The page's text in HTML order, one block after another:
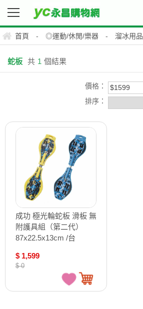
首頁 - ◎運動/休閒/樂器 - 溜冰用品
蛇板 共 1 個結果
價格：
排序：
成功 極光輪蛇板 滑板 無
附護具組（第二代）
87x22.5x13cm /台
$ 1,599
$ 0